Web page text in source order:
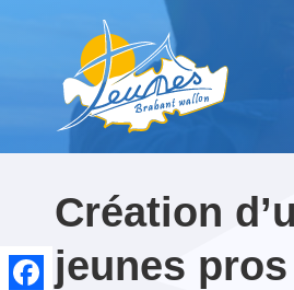
Création
jeunes